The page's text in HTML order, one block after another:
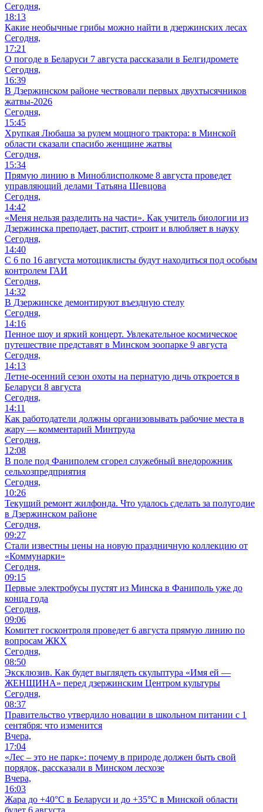
Сегодня,
18:13
Какие необычные грибы можно найти в дзержинских лесах
Сегодня,
17:21
О погоде в Беларуси 7 августа рассказали в Белгидромете
Сегодня,
16:39
В Дзержинском районе чествовали первых двухтысячников
жатвы-2026
Сегодня,
15:45
Хрупкая Любаша за рулем мощного трактора: в Минской
области сказали спасибо женщине жатвы
Сегодня,
15:34
Прямую линию в Миноблисполкоме 8 августа проведет
управляющий делами Татьяна Шевцова
Сегодня,
14:42
«Меня нельзя разделить на части». Как учитель биологии из
Дзержинска преподает, растит, строит и влюбляет в науку
Сегодня,
14:40
С 6 по 16 августа мотоциклисты будут находиться под особым
контролем ГАИ
Сегодня,
14:32
В Дзержинске демонтируют въездную стелу
Сегодня,
14:16
Пенное шоу и яркий концерт. Увлекательное космическое
путешествие представят в Минском зоопарке 9 августа
Сегодня,
14:13
Летне-осенний сезон охоты на пернатую дичь откроется в
Беларуси 8 августа
Сегодня,
14:11
Как работодатели должны организовывать рабочие места в
жару — комментарий Минтруда
Сегодня,
12:08
В поле под Фаниполем сгорел служебный внедорожник
сельхозпредприятия
Сегодня,
10:26
Текущий ремонт жилфонда. Что удалось сделать за полугодие
в Дзержинском районе
Сегодня,
09:27
Стали известны цены на новую праздничную коллекцию от
«Коммунарки»
Сегодня,
09:15
Первые электробусы пустят из Минска в Фаниполь уже до
конца года
Сегодня,
09:06
Комитет госконтроля проведет 6 августа прямую линию по
вопросам ЖКХ
Сегодня,
08:50
Эксклюзив. Как будет выглядеть скульптура «Имя ей —
ЖЕНЩИНА» перед дзержинским Центром культуры
Сегодня,
08:37
Правительство утвердило новации в школьном питании с 1
сентября: что изменится
Вчера,
17:04
«Лес – это не парк»: почему в природе должен быть свой
порядок, рассказали в Минском лесхозе
Вчера,
16:03
Жара до +40°С в Беларуси и до +35°С в Минской области
будет 6 августа